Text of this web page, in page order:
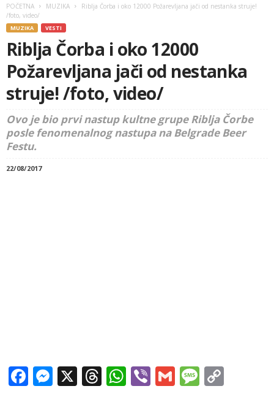
POČETNA MUZIKA
Riblja Čorba i oko 12000 Požarevljana jači od nestanka struje!
/foto, video/
MUZIKA VESTI
Riblja Čorba i oko 12000
Požarevljana jači od nestanka
struje! /foto, video/
Ovo je bio prvi nastup kultne grupe Riblja Čorbe
posle fenomenalnog nastupa na Belgrade Beer
Festu.
22/08/2017
Facebook
Messenger
X Threads
WhatsApp
ViberGmail